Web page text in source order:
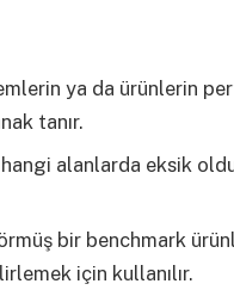
ya da ürünlerin
tanır.
alanlarda eksik
bir benchmark
için kullanılır.